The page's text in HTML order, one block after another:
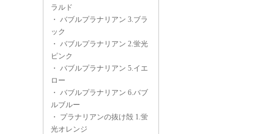
ラルド
・ バブルプラナリアン 3.ブラ
ック
・ バブルプラナリアン 2.蛍光
ピンク
・ バブルプラナリアン 5.イエ
ロー
・ バブルプラナリアン 6.バブ
ルブルー
・ プラナリアンの抜け殻 1.蛍
光オレンジ